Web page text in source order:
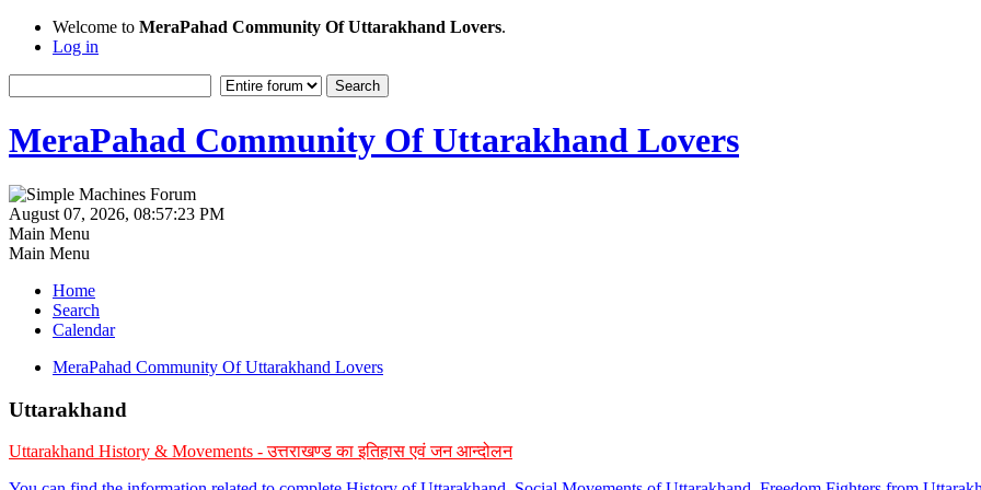
Welcome to MeraPahad Community Of Uttarakhand Lovers.
Log in
MeraPahad Community Of Uttarakhand Lovers
August 07, 2026, 08:57:23 PM
Main Menu
Main Menu
Home
Search
Calendar
MeraPahad Community Of Uttarakhand Lovers
Uttarakhand
Uttarakhand History & Movements - उत्तराखण्ड का इतिहास एवं जन आन्दोलन